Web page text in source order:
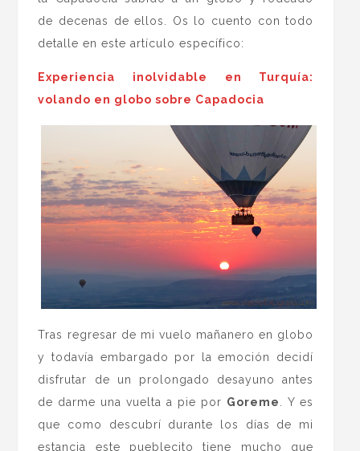
de decenas de ellos. Os lo cuento con todo
detalle en este artículo específico:
Experiencia inolvidable en Turquía:
volando en globo sobre Capadocia
Tras regresar de mi vuelo mañanero en globo
y todavía embargado por la emoción decidí
disfrutar de un prolongado desayuno antes
de darme una vuelta a pie por Goreme
. Y es
que como descubrí durante los días de mi
estancia este pueblecito tiene mucho que